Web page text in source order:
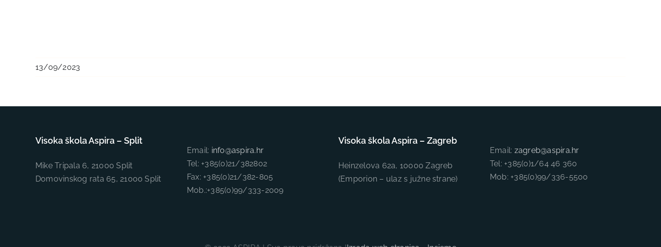
13/09/2023
Visoka škola Aspira – Split
Mike Tripala 6, 21000 Split
Domovinskog rata 65, 21000 Split
Email: info@aspira.hr
Tel: +385(0)21/382802
Fax: +385(0)21/382-805
Mob.:+385(0)99/333-2009
Visoka škola Aspira – Zagreb
Heinzelova 62a, 10000 Zagreb
(Emporion – ulaz s južne strane)
Email: zagreb@aspira.hr
Tel: +385(0)1/64 46 360
Mob: +385(0)99/336-5500